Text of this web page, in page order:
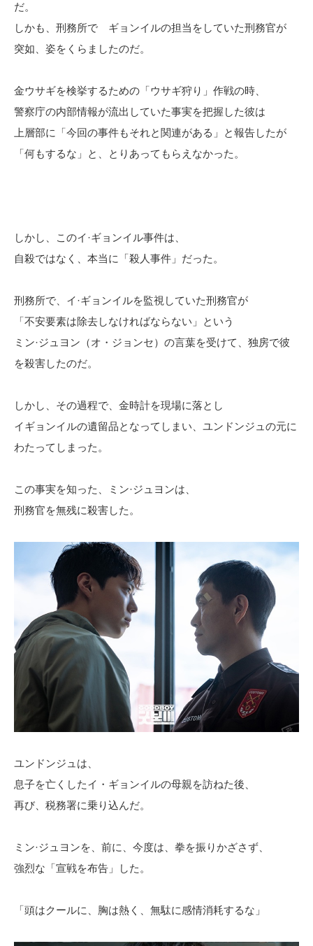
だ。
しかも、刑務所で ギョンイルの担当をしていた刑務官が
突如、姿をくらましたのだ。
金ウサギを検挙するための「ウサギ狩り」作戦の時、
警察庁の内部情報が流出していた事実を把握した彼は
上層部に「今回の事件もそれと関連がある」と報告したが
「何もするな」と、とりあってもらえなかった。
しかし、このイ·ギョンイル事件は、
自殺ではなく、本当に「殺人事件」だった。
刑務所で、イ·ギョンイルを監視していた刑務官が
「不安要素は除去しなければならない」という
ミン·ジュヨン（オ・ジョンセ）の言葉を受けて、独房で彼
を殺害したのだ。
しかし、その過程で、金時計を現場に落とし
イギョンイルの遺留品となってしまい、ユンドンジュの元に
わたってしまった。
この事実を知った、ミン·ジュヨンは、
刑務官を無残に殺害した。
ユンドンジュは、
息子を亡くしたイ・ギョンイルの母親を訪ねた後、
再び、税務署に乗り込んだ。
ミン·ジュヨンを、前に、今度は、拳を振りかざさず、
強烈な「宣戦を布告」した。
「頭はクールに、胸は熱く、無駄に感情消耗するな」